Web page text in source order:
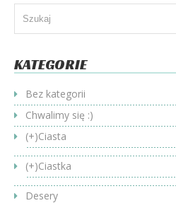
KATEGORIE
Bez kategorii
Chwalimy się :)
(+)Ciasta
(+)Ciastka
Desery